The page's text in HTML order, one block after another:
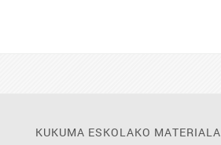
KUKUMA ESKOLAKO MATERIALA